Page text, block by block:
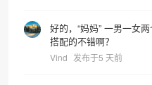
好的，“妈妈” 一男一女两
搭配的不错啊？
Vind 发布于5 天前